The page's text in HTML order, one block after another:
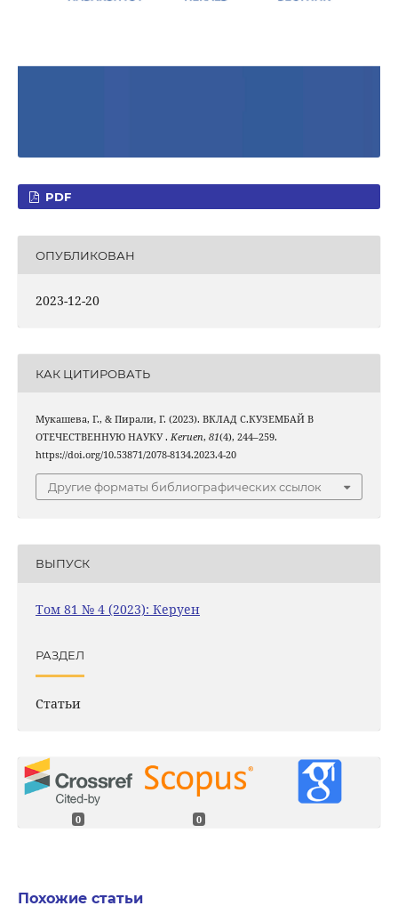
PDF
ОПУБЛИКОВАН
2023-12-20
КАК ЦИТИРОВАТЬ
Мукашева, Г., & Пирали, Г. (2023). ВКЛАД С.КУЗЕМБАЙ В
ОТЕЧЕСТВЕННУЮ НАУКУ . Keruen, 81(4), 244–259.
https://doi.org/10.53871/2078-8134.2023.4-20
Другие форматы библиографических ссылок
ВЫПУСК
Том 81 № 4 (2023): Керуен
РАЗДЕЛ
Статьи
0 0
Похожие статьи